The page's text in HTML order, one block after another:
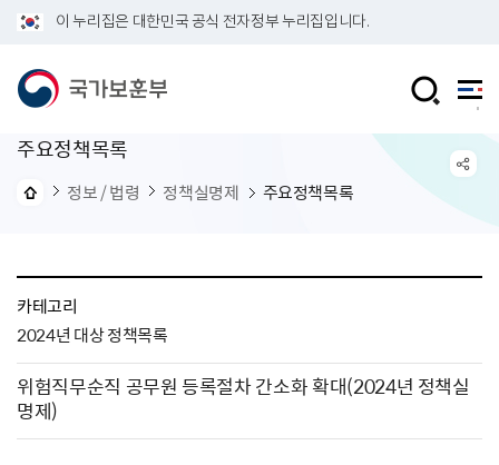
이 누리집은 대한민국 공식 전자정부 누리집입니다.
주요정책목록
정보 / 법령 정책실명제 주요정책목록
카테고리
2024년 대상 정책목록
위험직무순직 공무원 등록절차 간소화 확대(2024년 정책실
명제)